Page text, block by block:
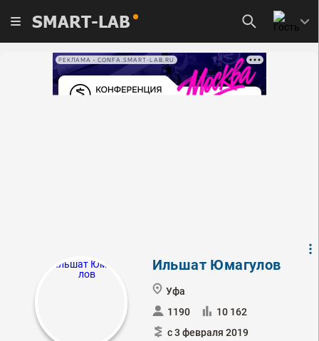
SMART-LAB
РЕКЛАМА • CONFA.SMART-LAB.RU
Ильшат Юмагулов
Уфа
1190
10 162
с 3 февраля 2019